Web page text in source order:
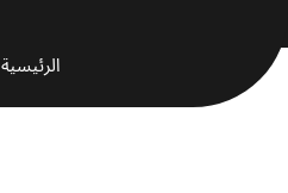
المحتوى
الرئيسية